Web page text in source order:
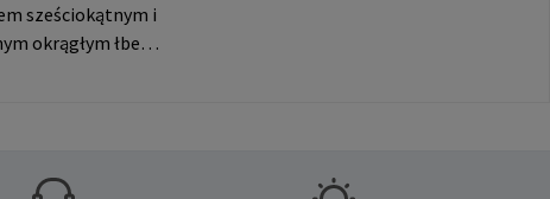
sześciokątnym i
okrągłym łbem
E-Mail: